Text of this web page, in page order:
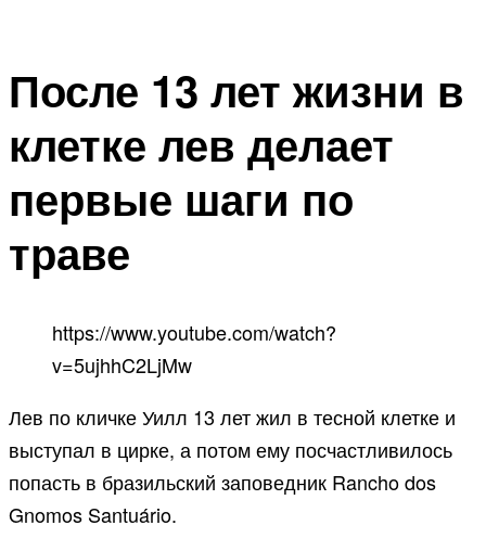
После 13 лет жизни в
клетке лев делает
первые шаги по
траве
https://www.youtube.com/watch?
v=5ujhhC2LjMw
Лев по кличке Уилл 13 лет жил в тесной клетке и
выступал в цирке, а потом ему посчастливилось
попасть в бразильский заповедник Rancho dos
Gnomos Santuário.